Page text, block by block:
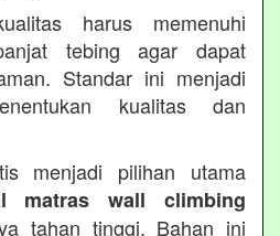
harus memenuhi
tebing agar dapat
Standar ini menjadi
kualitas dan
menjadi pilihan utama
matras wall climbing
tahan tinggi. Bahan ini